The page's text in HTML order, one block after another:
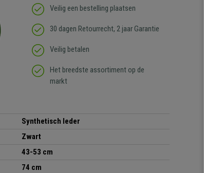
Veilig een bestelling plaatsen
30 dagen Retourrecht, 2 jaar Garantie
Veilig betalen
Het breedste assortiment op de
markt
Synthetisch leder
Zwart
43-53 cm
74 cm